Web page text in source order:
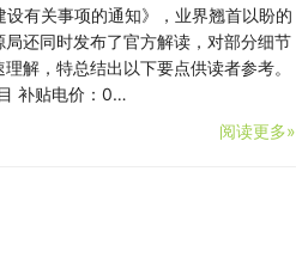
设有关事项的通知》，业界翘首以盼的
还同时发布了官方解读，对部分细节
解，特总结出以下要点供读者参考。
补贴电价：0…
阅读更多»